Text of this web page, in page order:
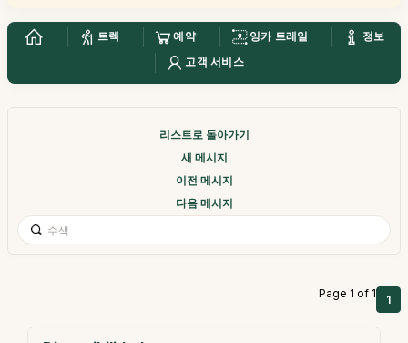
트렉 예약 잉카 트레일
정보
고객 서비스
리스트로 돌아가기
새 메시지
이전 메시지
다음 메시지
Page 1 of 1 1